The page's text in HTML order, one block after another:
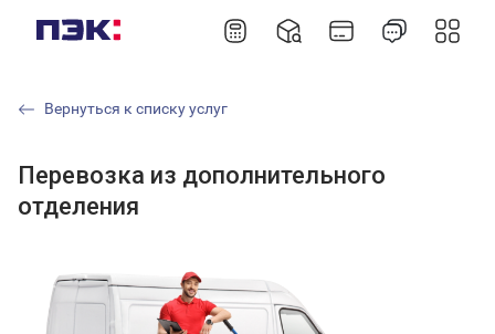
Перевозка из дополнительного
отделения
Вернуться к списку услуг